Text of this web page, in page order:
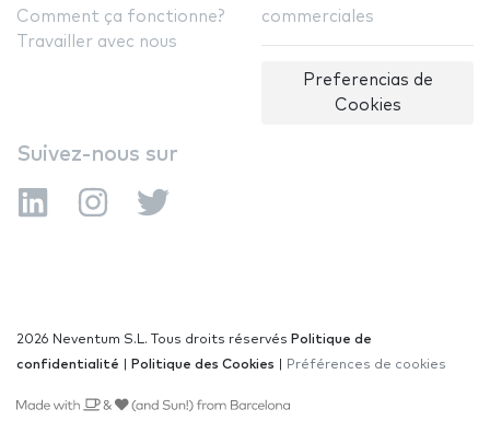
Comment ça fonctionne?
Travailler avec nous
commerciales
Preferencias de
Cookies
Suivez-nous sur
2026 Neventum S.L. Tous droits réservés Politique de
confidentialité
Politique des Cookies Préférences de cookies